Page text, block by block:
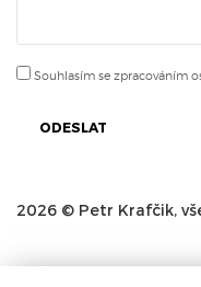
Souhlasím se zpracováním
ODESLAT
2026 © Petr Krafčik,